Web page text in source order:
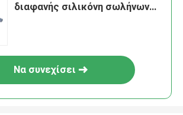
διαφανής σιλικόνη σωλήνων
Να συνεχίσει